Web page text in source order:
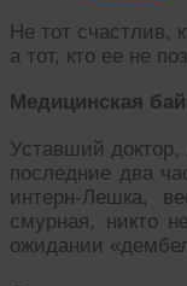
Не тот счастлив,
а тот, кто ее не
Медицинская
Уставший
последние два
интерн-Лешка,
смурная, никто
ожидании